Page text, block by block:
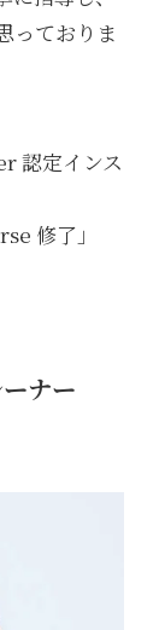
っておりま
認定インス
修了」
ナー